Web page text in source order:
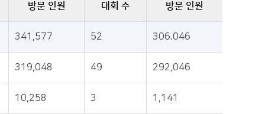
방문 인원 대회 수 방문 인원
341,577 52 306.046
319,048 49 292,046
10,258 3 1,141